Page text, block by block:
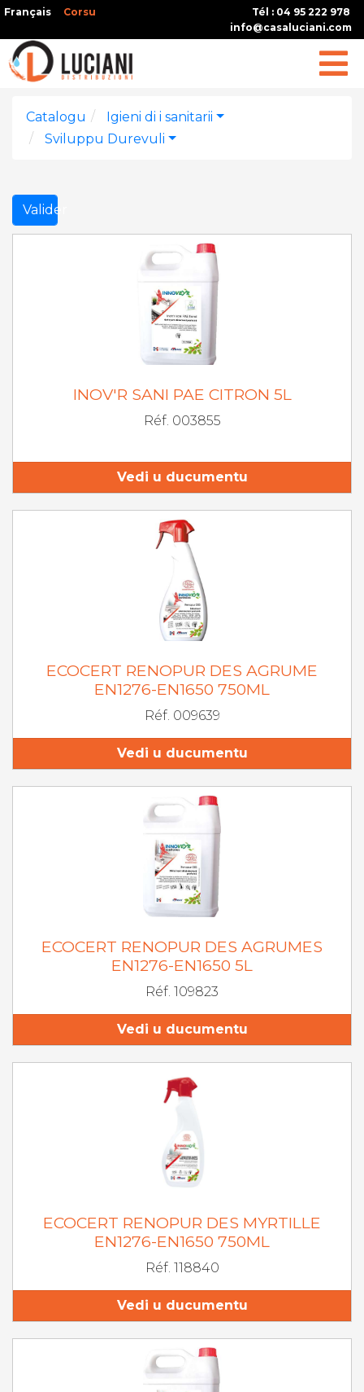
Français Corsu
Tél : 04 95 222 978
info@casaluciani.com
Catalogu
Igieni di i sanitarii
Sviluppu Durevuli
Valider
INOV'R SANI PAE CITRON 5L
Réf. 003855
Vedi u ducumentu
ECOCERT RENOPUR DES AGRUME
EN1276-EN1650 750ML
Réf. 009639
Vedi u ducumentu
ECOCERT RENOPUR DES AGRUMES
EN1276-EN1650 5L
Réf. 109823
Vedi u ducumentu
ECOCERT RENOPUR DES MYRTILLE
EN1276-EN1650 750ML
Réf. 118840
Vedi u ducumentu